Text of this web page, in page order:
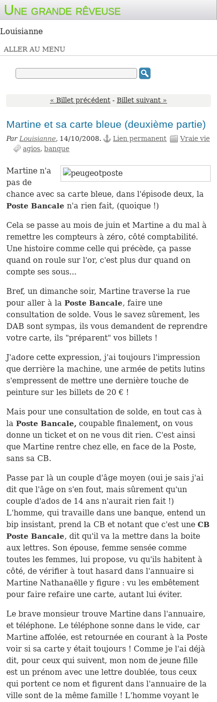
Une grande rêveuse
Louisianne
ALLER AU MENU
« Billet précédent - Billet suivant »
Martine et sa carte bleue (deuxième partie)
ParLouisianne, 14/10/2008. Lien permanent
Vraie vie
agios banque
Martine n'a
pas de
chance avec sa carte bleue, dans l'épisode deux, la
Poste Bancale n'a rien fait, (quoique !)
Cela se passe au mois de juin et Martine a du mal à
remettre les compteurs à zéro, côté comptabilité.
Une histoire comme celle qui précède, ça passe
quand on roule sur l'or, c'est plus dur quand on
compte ses sous...
Bref, un dimanche soir, Martine traverse la rue
pour aller à laPoste Bancale, faire une
consultation de solde. Vous le savez sûrement, les
DAB sont sympas, ils vous demandent de reprendre
votre carte, ils "préparent" vos billets !
J'adore cette expression, j'ai toujours l'impression
que derrière la machine, une armée de petits lutins
s'empressent de mettre une dernière touche de
peinture sur les billets de 20 € !
Mais pour une consultation de solde, en tout cas à
laPoste Bancale,coupable finalement,on vous
donne un ticket et on ne vous dit rien. C'est ainsi
que Martine rentre chez elle, en face de la Poste,
sans sa CB.
Passe par là un couple d'âge moyen (oui je sais j'ai
dit que l'âge on s'en fout, mais sûrement qu'un
couple d'ados de 14 ans n'aurait rien fait !)
L'homme, qui travaille dans une banque, entend un
bip insistant, prend la CB et notant que c'est uneCB
Poste Bancale, dit qu'il va la mettre dans la boite
aux lettres. Son épouse, femme sensée comme
toutes les femmes, lui propose, vu qu'ils habitent à
côté, de vérifier à tout hasard dans l'annuaire si
Martine Nathanaëlle y figure : vu les embêtement
pour faire refaire une carte, autant lui éviter.
Le brave monsieur trouve Martine dans l'annuaire,
et téléphone. Le téléphone sonne dans le vide, car
Martine affolée, est retournée en courant à la Poste
voir si sa carte y était toujours ! Comme je l'ai déjà
dit, pour ceux qui suivent, mon nom de jeune fille
est un prénom avec une lettre doublée, tous ceux
qui portent ce nom et figurent dans l'annuaire de la
ville sont de la même famille ! L'homme voyant le